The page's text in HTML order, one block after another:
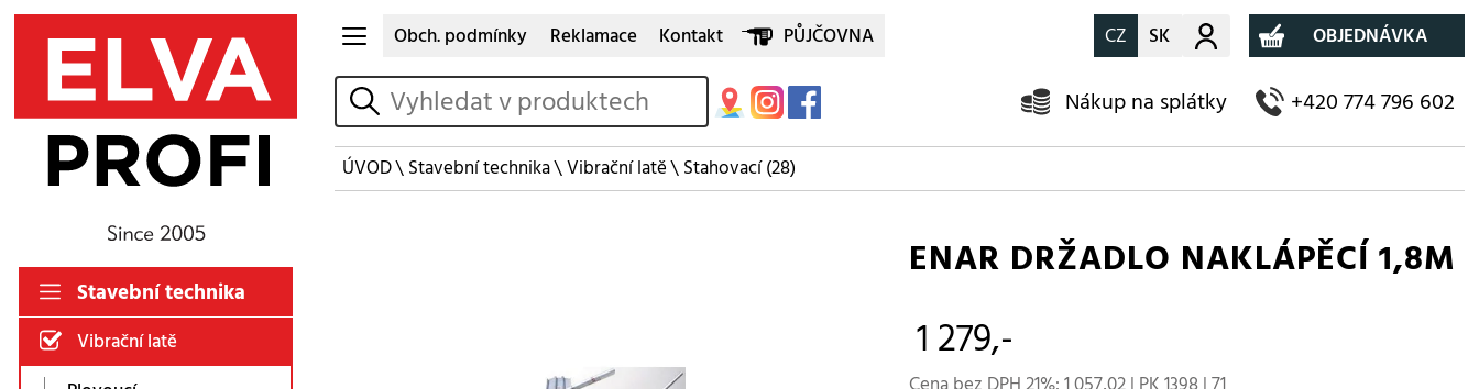
Stavební technika
Vibrační latě
Obch. podmínky Reklamace Kontakt PŮJČOVNA CZ SK Můj účet OBJEDNÁVKA
vyhledat Nákup na splátky +420 774 796 602
ÚVOD\Stavební technika\Vibrační latě\Stahovací(28)
ENAR DRŽADLO NAKLÁPĚCÍ 1,8M
1 279,-